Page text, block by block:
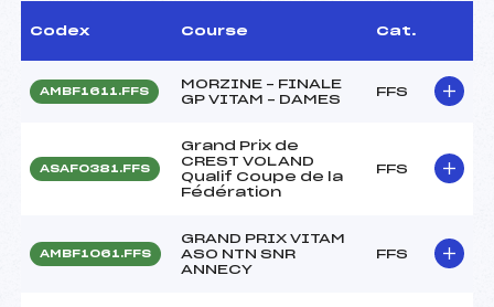
Codex Course Cat.
AMBF1611.FFS
MORZINE – FINALE
GP VITAM – DAMES
FFS
ASAF0381.FFS
Grand Prix de
CREST VOLAND
Qualif Coupe de la
Fédération
FFS
AMBF1061.FFS
GRAND PRIX VITAM
ASO NTN SNR
ANNECY
FFS